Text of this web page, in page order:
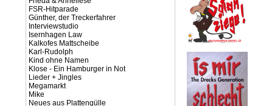
FSR-Hitparade
Günther, der Treckerfahrer
Interviewstudio
Isernhagen Law
Kalkofes Mattscheibe
Karl-Rudolph
Kind ohne Namen
Klose - Ein Hamburger in Not
Lieder + Jingles
Megamarkt
Mike
Neues aus Plattengülle